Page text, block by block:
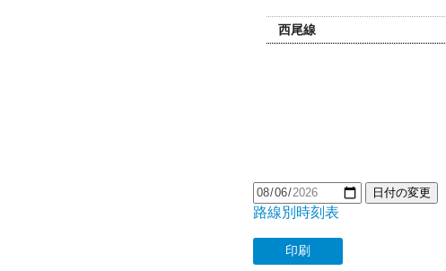
西尾線
日付の変更
路線別時刻表
印刷